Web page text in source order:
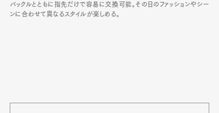
バックルとともに指先だけで容易に交換可能。その日のファッションやシー
ンに合わせて異なるスタイルが楽しめる。